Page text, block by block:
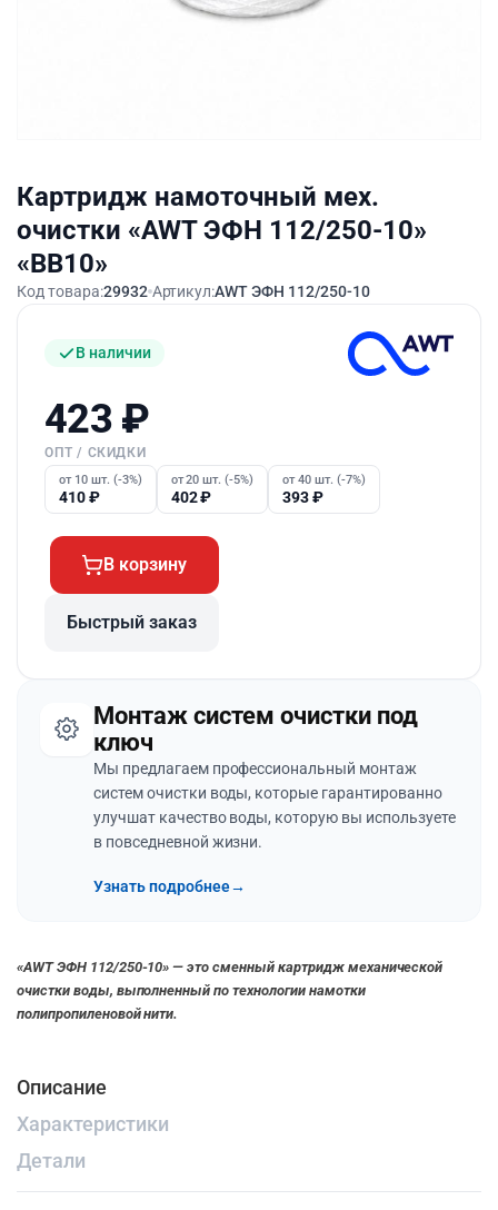
Картридж намоточный мех.
очистки «AWT ЭФН 112/250-10»
«BB10»
Код товара:29932 Артикул:AWT ЭФН 112/250-10
В наличии
423 ₽
ОПТ / СКИДКИ
от 10 шт. (-3%)
410₽
от 20 шт. (-5%)
402₽
от 40 шт. (-7%)
393₽
В корзину
Быстрый заказ
Монтаж систем очистки под
ключ
Мы предлагаем профессиональный монтаж
систем очистки воды, которые гарантированно
улучшат качество воды, которую вы используете
в повседневной жизни.
Узнать подробнее→
«AWT ЭФН 112/250-10» — это сменный картридж механической
очистки воды, выполненный по технологии намотки
полипропиленовой нити.
Описание
Характеристики
Детали